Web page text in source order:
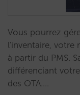
Vous pourrez
l'inventaire, votre
à partir du PMS.
différenciant
des OTA.…